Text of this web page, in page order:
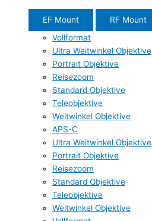
EF Mount
RF Mount
Vollformat
Ultra Weitwinkel Objektive
Portrait Objektive
Reisezoom
Standard Objektive
Teleobjektive
Weitwinkel Objektive
APS-C
Ultra Weitwinkel Objektive
Portrait Objektive
Reisezoom
Standard Objektive
Teleobjektive
Weitwinkel Objektive